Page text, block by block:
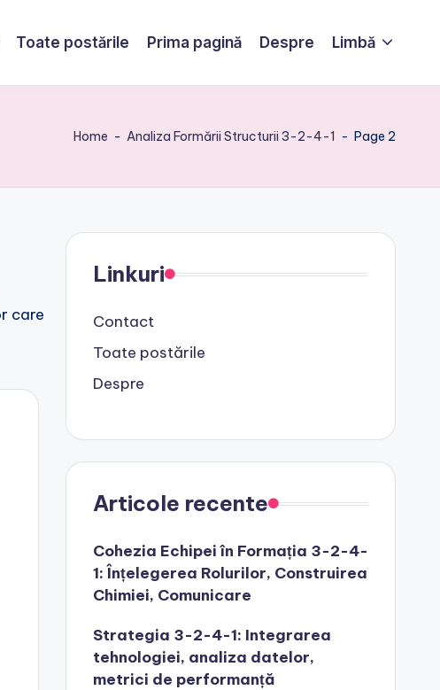
Toate postările Prima pagină Despre Limbă
Home - Analiza Formării Structurii 3-2-4-1 - Page 2
care
Linkuri
Contact
Toate postările
Despre
Articole recente
Cohezia Echipei în Formația 3-2-4-
1: Înțelegerea Rolurilor, Construirea
Chimiei, Comunicare
Strategia 3-2-4-1: Integrarea
tehnologiei, analiza datelor,
metrici de performanță